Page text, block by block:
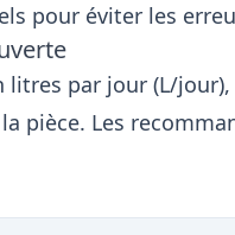
pour éviter les
litres par jour (L/
pièce. Les